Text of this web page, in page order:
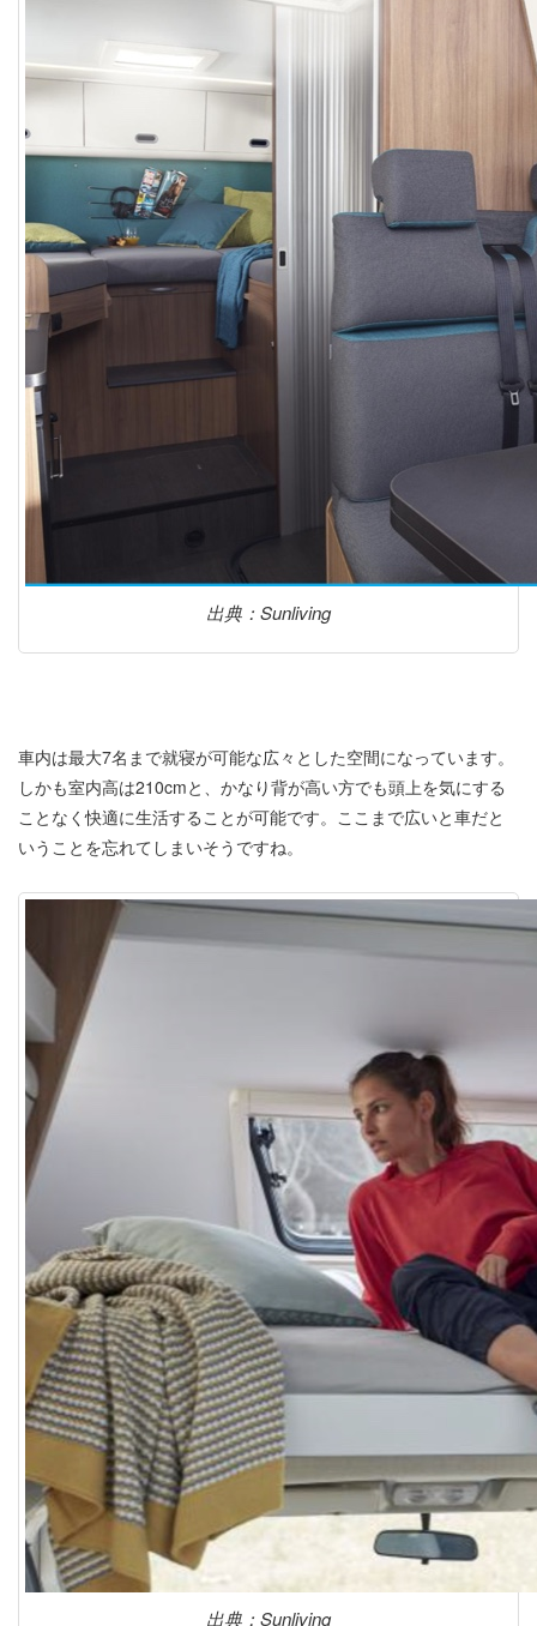
出典：Sunliving
車内は最大7名まで就寝が可能な広々とした空間になっています。
しかも室内高は210cmと、かなり背が高い方でも頭上を気にする
ことなく快適に生活することが可能です。ここまで広いと車だと
いうことを忘れてしまいそうですね。
出典：Sunliving